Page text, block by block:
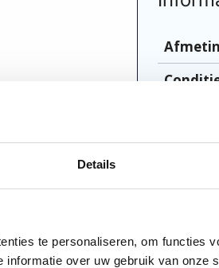
Details
te personaliseren, om functies
over uw gebruik van onze
SKU
Vraag